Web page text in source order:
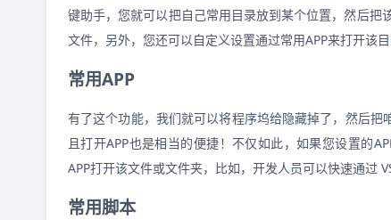
键助手，您就可以把自己常用目录放到某个位置，然后
文件，另外，您还可以自定义设置通过常用APP来打开该目
常用APP
有了这个功能，我们就可以将程序坞给隐藏掉了，然后
且打开APP也是相当的便捷！不仅如此，如果您设置的
APP打开该文件或文件夹，比如，开发人员可以快速通过
常用脚本